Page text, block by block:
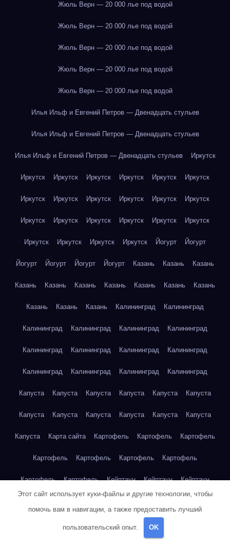
Жюль Верн — 20 000 лье под водой
Жюль Верн — 20 000 лье под водой
Жюль Верн — 20 000 лье под водой
Жюль Верн — 20 000 лье под водой
Жюль Верн — 20 000 лье под водой
Илья Ильф и Евгений Петров — Двенадцать стульев
Илья Ильф и Евгений Петров — Двенадцать стульев
Илья Ильф и Евгений Петров — Двенадцать стульев Иркутск
Иркутск Иркутск Иркутск Иркутск Иркутск Иркутск
Иркутск Иркутск Иркутск Иркутск Иркутск Иркутск
Иркутск Иркутск Иркутск Иркутск Иркутск Иркутск
Иркутск Иркутск Иркутск Иркутск Йогурт Йогурт
Йогурт Йогурт Йогурт Йогурт Казань Казань Казань
Казань Казань Казань Казань Казань Казань Казань
Казань Казань Казань Калининград Калининград
Калининград Калининград Калининград Калининград
Калининград Калининград Калининград Калининград
Калининград Калининград Калининград Калининград
Капуста Капуста Капуста Капуста Капуста Капуста
Капуста Капуста Капуста Капуста Капуста Капуста
Капуста Карта сайта Картофель Картофель Картофель
Картофель Картофель Картофель Картофель
Картофель Картофель Кейптаун Кейптаун Кейптаун
Кейптаун Кейптаун
Этот сайт использует куки-файлы и другие технологии, чтобы
помочь вам в навигации, а также предоставить лучший
пользовательский опыт. OK